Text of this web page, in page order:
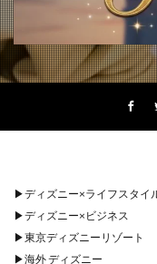
▶︎ディズニー×ライフスタイ
▶︎ディズニー×ビジネス
▶︎東京ディズニーリゾート
▶︎海外 ディズニー